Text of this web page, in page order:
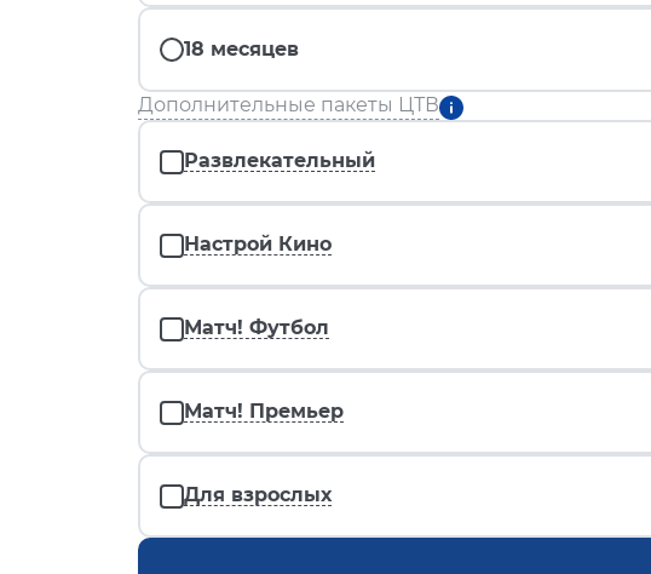
18 месяцев
Дополнительные пакеты ЦТВ
Развлекательный
Настрой Кино
Матч! Футбол
Матч! Премьер
Для взрослых